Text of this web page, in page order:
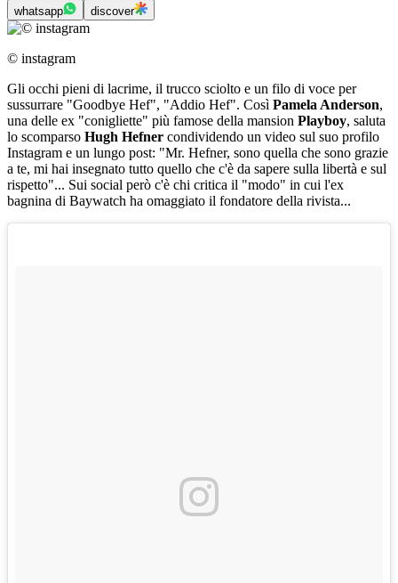
whatsapp discover
© instagram
Gli occhi pieni di lacrime, il trucco sciolto e un filo di voce per
sussurrare "Goodbye Hef", "Addio Hef". Così Pamela Anderson,
una delle ex "conigliette" più famose della mansion Playboy, saluta
lo scomparso Hugh Hefner condividendo un video sul suo profilo
Instagram e un lungo post: "Mr. Hefner, sono quella che sono grazie
a te, mi hai insegnato tutto quello che c'è da sapere sulla libertà e sul
rispetto"... Sui social però c'è chi critica il "modo" in cui l'ex
bagnina di Baywatch ha omaggiato il fondatore della rivista...